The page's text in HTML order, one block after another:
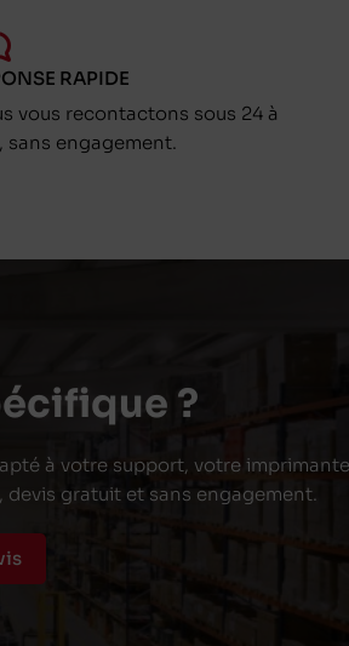
RAPIDE
vous recontactons sous 24 à
sans engagement.
?
à votre support, votre imprimante
gratuit et sans engagement.